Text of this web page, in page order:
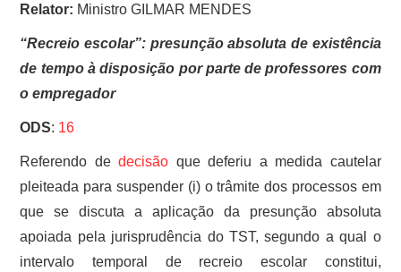
Relator: Ministro GILMAR MENDES
“Recreio escolar”: presunção absoluta de existência
de tempo à disposição por parte de professores com
o empregador
ODS: 16
Referendo dedecisão que deferiu a medida cautelar
pleiteada para suspender (i) o trâmite dos processos em
que se discuta a aplicação da presunção absoluta
apoiada pela jurisprudência do TST, segundo a qual o
intervalo temporal de recreio escolar constitui,